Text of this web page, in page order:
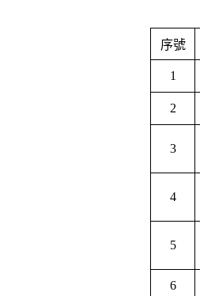
序號
1
2
3
4
5
6